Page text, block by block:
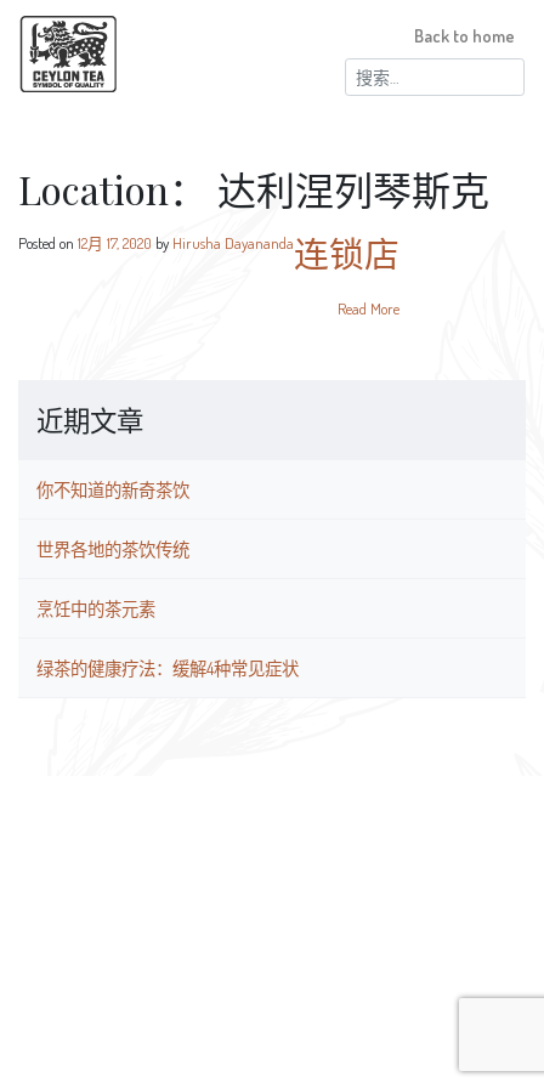
搜
索：
Back to home
Location： 达利涅列琴斯克
Posted on 12月 17, 2020 by Hirusha Dayananda连锁店
Read More
近期文章
你不知道的新奇茶饮
世界各地的茶饮传统
烹饪中的茶元素
绿茶的健康疗法：缓解4种常见症状